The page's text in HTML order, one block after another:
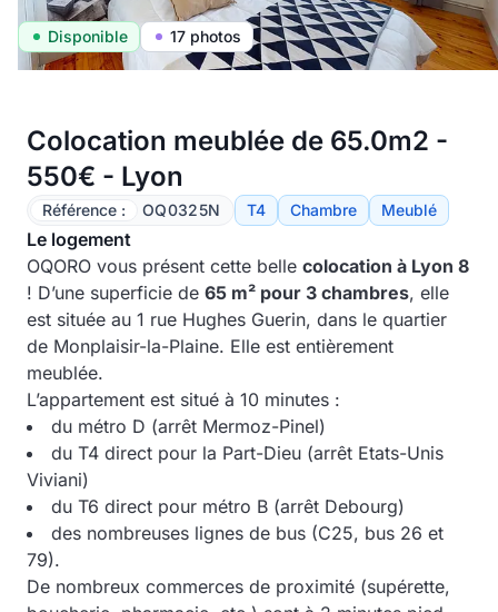
Disponible 17 photos
Colocation meublée de 65.0m2 -
550€ - Lyon
Référence : OQ0325N T4 Chambre Meublé
Le logement
OQORO vous présent cette belle colocation à Lyon 8
! D’une superficie de 65 m² pour 3 chambres, elle
est située au 1 rue Hughes Guerin, dans le quartier
de Monplaisir-la-Plaine. Elle est entièrement
meublée.
L’appartement est situé à 10 minutes :
du métro D (arrêt Mermoz-Pinel)
du T4 direct pour la Part-Dieu (arrêt Etats-Unis
Viviani)
du T6 direct pour métro B (arrêt Debourg)
des nombreuses lignes de bus (C25, bus 26 et
79).
De nombreux commerces de proximité (supérette,